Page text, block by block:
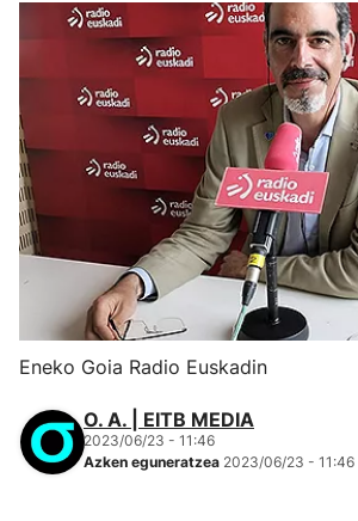
Eneko Goia Radio Euskadin
O. A. | EITB MEDIA
2023/06/23 - 11:46
Azken eguneratzea 2023/06/23 - 11:46